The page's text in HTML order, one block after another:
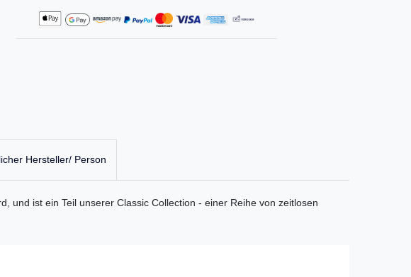
Hersteller/ Person
und ist ein Teil unserer Classic Collection - einer Reihe von zeitlosen